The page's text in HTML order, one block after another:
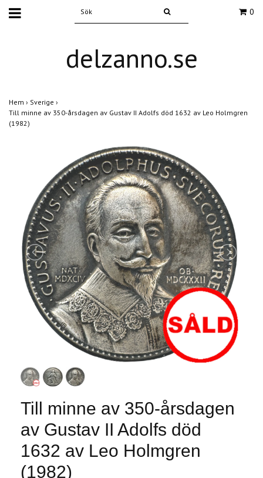
0
delzanno.se
Hem › Sverige ›
Till minne av 350-årsdagen av Gustav II Adolfs död 1632 av Leo Holmgren
(1982)
Till minne av 350-årsdagen
av Gustav II Adolfs död
1632 av Leo Holmgren
(1982)